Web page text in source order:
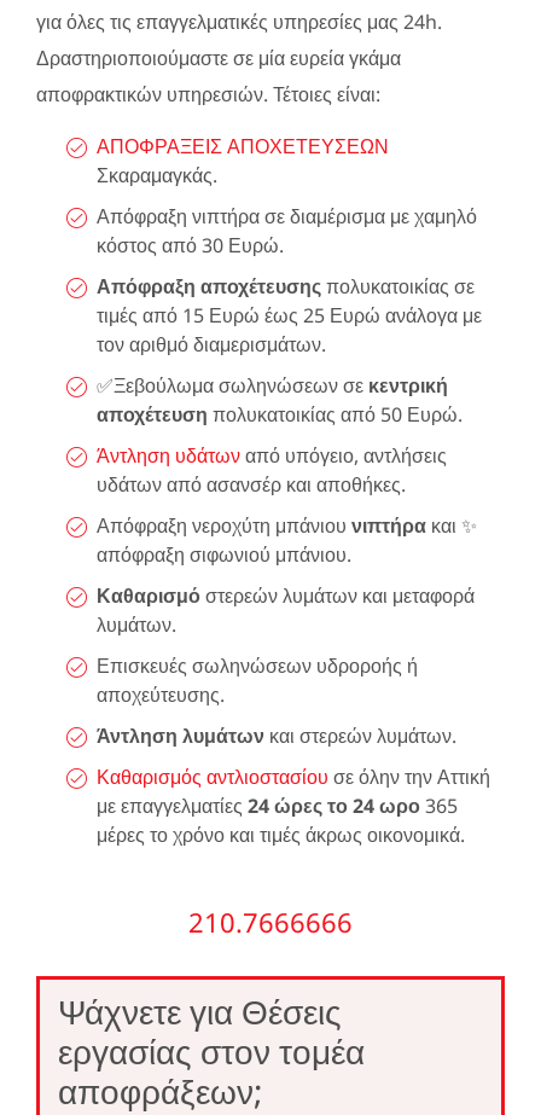
για όλες τις επαγγελματικές υπηρεσίες μας 24h.
Δραστηριοποιούμαστε σε μία ευρεία γκάμα
αποφρακτικών υπηρεσιών. Τέτοιες είναι:
ΑΠΟΦΡΑΞΕΙΣ ΑΠΟΧΕΤΕΥΣΕΩΝ
Σκαραμαγκάς.
Απόφραξη νιπτήρα σε διαμέρισμα με χαμηλό
κόστος από 30 Ευρώ.
Απόφραξη αποχέτευσηςπολυκατοικίας σε
τιμές από 15 Ευρώ έως 25 Ευρώ ανάλογα με
τον αριθμό διαμερισμάτων.
✅Ξεβούλωμα σωληνώσεων σε κεντρική
αποχέτευση πολυκατοικίας από 50 Ευρώ.
Άντληση υδάτωναπό υπόγειο, αντλήσεις
υδάτων από ασανσέρ και αποθήκες.
Απόφραξη νεροχύτη μπάνιου νιπτήρα και ✨
απόφραξη σιφωνιού μπάνιου.
Καθαρισμόστερεών λυμάτων και μεταφορά
λυμάτων.
Επισκευές σωληνώσεων υδροροής ή
αποχεύτευσης.
Άντληση λυμάτων και στερεών λυμάτων.
Καθαρισμός αντλιοστασίου σε όλην την Αττική
με επαγγελματίες 24 ώρες το 24 ωρο365
μέρες το χρόνο και τιμές άκρως οικονομικά.
210.7666666
Ψάχνετε για Θέσεις
εργασίας στον τομέα
αποφράξεων;